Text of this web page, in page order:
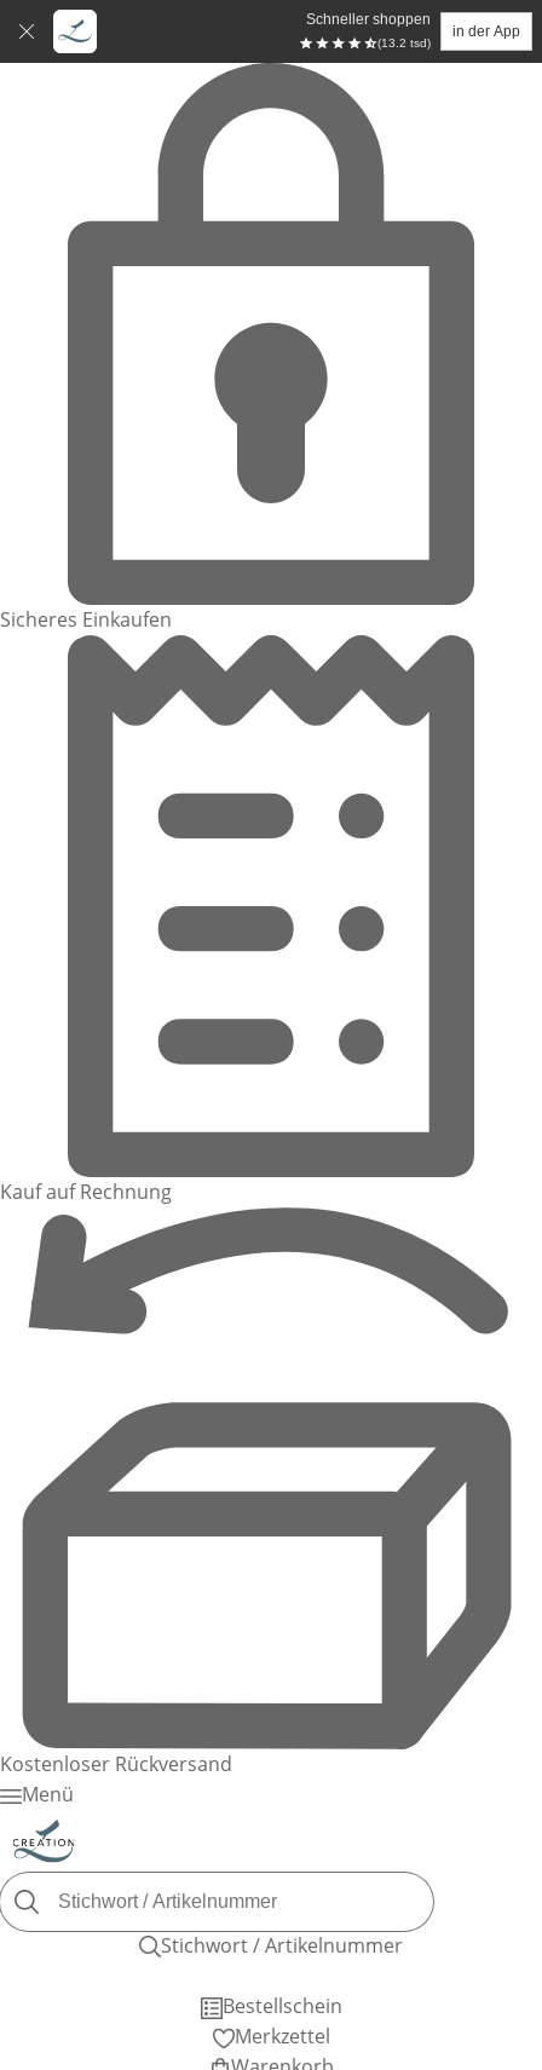
Schneller shoppen
(13.2 tsd)
in der App
Zum Hauptinhalt springen
Sicheres Einkaufen
Kauf auf Rechnung
Kostenloser Rückversand
Menü
Stichwort / Artikelnummer
Bestellschein
Merkzettel